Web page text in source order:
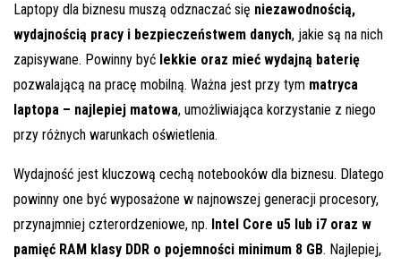
Laptopy dla biznesu muszą odznaczać się niezawodnością,
wydajnością pracy i bezpieczeństwem danych, jakie są na nich
zapisywane. Powinny być lekkie oraz mieć wydajną baterię
pozwalającą na pracę mobilną. Ważna jest przy tym matryca
laptopa – najlepiej matowa, umożliwiająca korzystanie z niego
przy różnych warunkach oświetlenia.
Wydajność jest kluczową cechą notebooków dla biznesu. Dlatego
powinny one być wyposażone w najnowszej generacji procesory,
przynajmniej czterordzeniowe, np. Intel Core u5 lub i7 oraz w
pamięć RAM klasy DDR o pojemności minimum 8 GB. Najlepiej,